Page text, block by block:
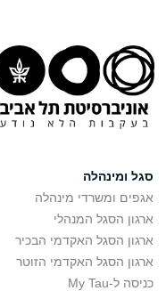
סגל ומינהלה
אגפים ומשרדי מינהלה
ארגון הסגל המנהלי
ארגון הסגל האקדמי הבכיר
ארגון הסגל האקדמי הזוטר
כניסה ל-My Tau